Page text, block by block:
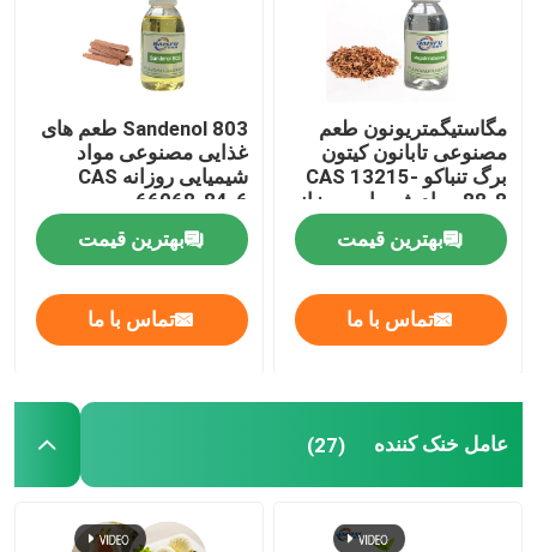
مگاستیگمتریونون طعم
مصنوعی تابانون کیتون
برگ تنباکو CAS 13215-
88-8 مواد شیمیایی روزانه
بهترین قیمت
تماس با ما
Sandenol 803 طعم های
غذایی مصنوعی مواد
شیمیایی روزانه CAS
66068-84-6
بهترین قیمت
تماس با ما
عامل خنک کننده (27)